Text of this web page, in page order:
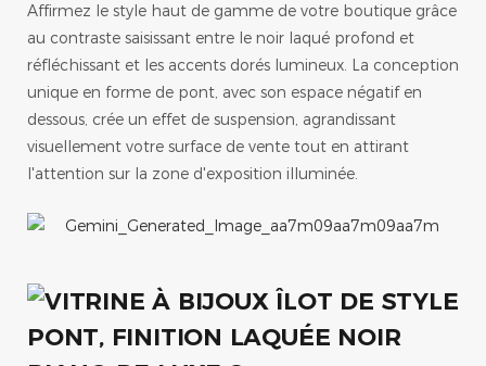
Affirmez le style haut de gamme de votre boutique grâce
au contraste saisissant entre le noir laqué profond et
réfléchissant et les accents dorés lumineux. La conception
unique en forme de pont, avec son espace négatif en
dessous, crée un effet de suspension, agrandissant
visuellement votre surface de vente tout en attirant
l'attention sur la zone d'exposition illuminée.